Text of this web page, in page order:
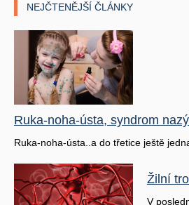
NEJČTENĚJŠÍ ČLÁNKY
Ruka-noha-ústa, syndrom
Ruka-noha-ústa..a do třetice ještě
Žilní
V